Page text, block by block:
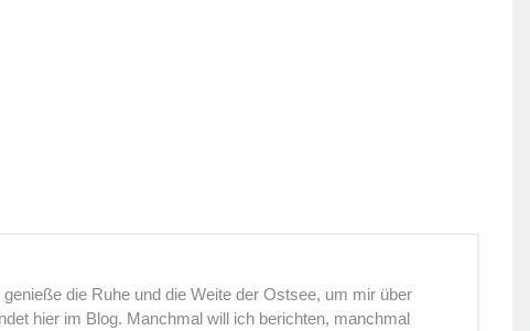
die Ruhe und die Weite der Ostsee, um mir über
hier im Blog. Manchmal will ich berichten, manchmal